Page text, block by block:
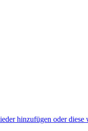
hinzufügen oder diese